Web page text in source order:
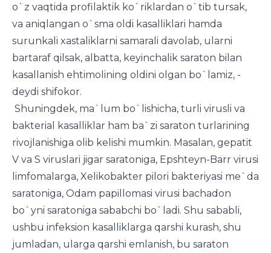
o`z vaqtida profilaktik ko`riklardan o`tib tursak,
va aniqlangan o`sma oldi kasalliklari hamda
surunkali xastaliklarni samarali davolab, ularni
bartaraf qilsak, albatta, keyinchalik saraton bilan
kasallanish ehtimolining oldini olgan bo`lamiz, -
deydi shifokor.
Shuningdek, ma`lum bo`lishicha, turli virusli va
bakterial kasalliklar ham ba`zi saraton turlarining
rivojlanishiga olib kelishi mumkin. Masalan, gepatit
V va S viruslari jigar saratoniga, Epshteyn-Barr virusi
limfomalarga, Xelikobakter pilori bakteriyasi me`da
saratoniga, Odam papillomasi virusi bachadon
bo`yni saratoniga sababchi bo`ladi. Shu sababli,
ushbu infeksion kasalliklarga qarshi kurash, shu
jumladan, ularga qarshi emlanish, bu saraton